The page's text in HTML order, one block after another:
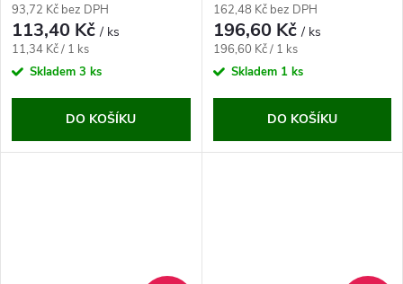
93,72 Kč bez DPH
113,40 Kč/ ks
Měrná
cena:
11,34 Kč / 1 ks
Skladem 3 ks
DO KOŠÍKU
162,48 Kč bez DPH
196,60 Kč/ ks
Měrná
cena:
196,60 Kč / 1 ks
Skladem 1 ks
DO KOŠÍKU